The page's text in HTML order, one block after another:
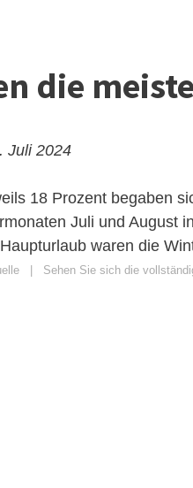
die
Juli 2024
18 Prozent begaben
Juli und August
waren die
Sehen Sie sich die